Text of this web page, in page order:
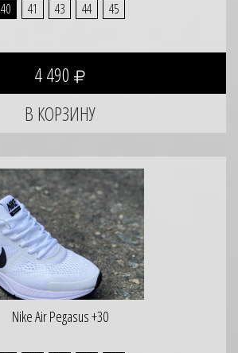
40 41 43 44 45
4 490
Nike Air Pegasus +30